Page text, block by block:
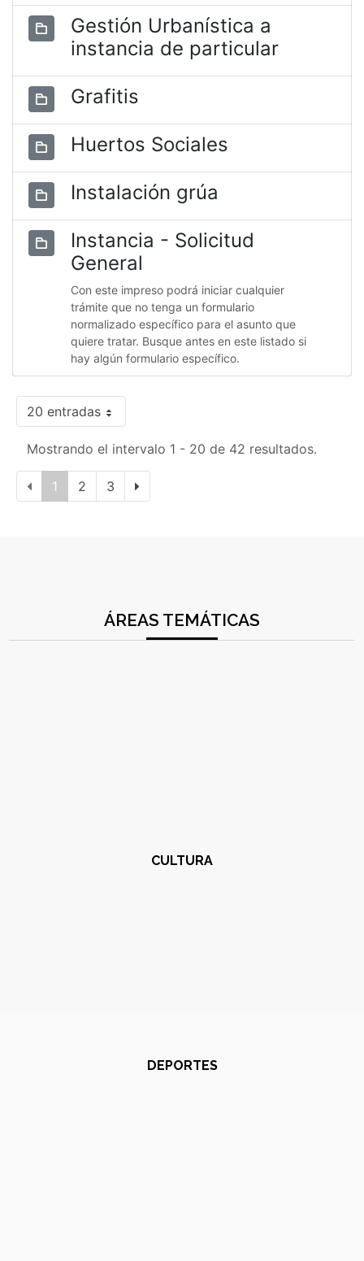
Gestión Urbanística a
instancia de particular
Grafitis
Huertos Sociales
Instalación grúa
Instancia - Solicitud
General
Con este impreso podrá iniciar cualquier
trámite que no tenga un formulario
normalizado específico para el asunto que
quiere tratar. Busque antes en este listado si
hay algún formulario específico.
20 entradas
Mostrando el intervalo 1 - 20 de 42 resultados.
1 2 3
ÁREAS TEMÁTICAS
CULTURA
DEPORTES